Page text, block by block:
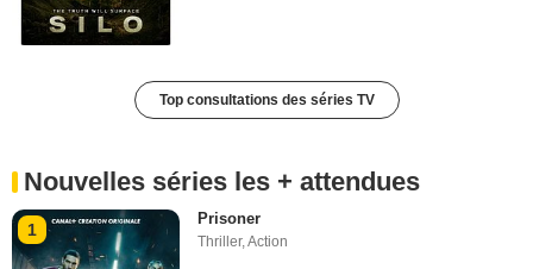
Top consultations des séries TV
Nouvelles séries les + attendues
1
Prisoner
Thriller,Action